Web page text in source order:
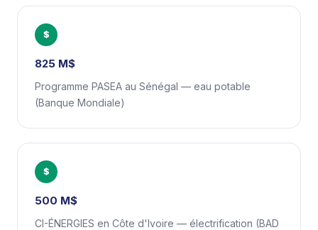
$
825 M$
Programme PASEA au Sénégal — eau potable
(Banque Mondiale)
$
500 M$
CI-ÉNERGIES en Côte d'Ivoire — électrification (BAD